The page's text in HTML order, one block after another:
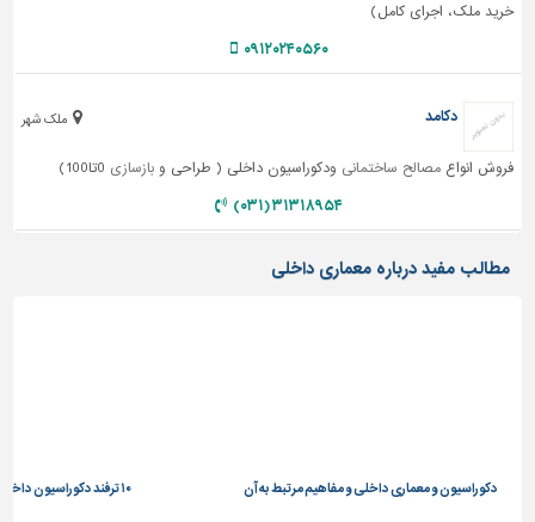
تاسیسات
ترافیک
سازه
خرید ملک، اجرای کامل)
۰۹۱۲۰۲۴۰۵۶۰
ملک شهر دکامد
فروش انواعمصالح ساختمانی ودکوراسیون داخلی ( طراحی وبازسازی
۳۱۳۱۸۹۵۴ (۰۳۱)
مطالب مفید درباره معماری داخلی
داخلی و مفاهیم مرتبط به آن